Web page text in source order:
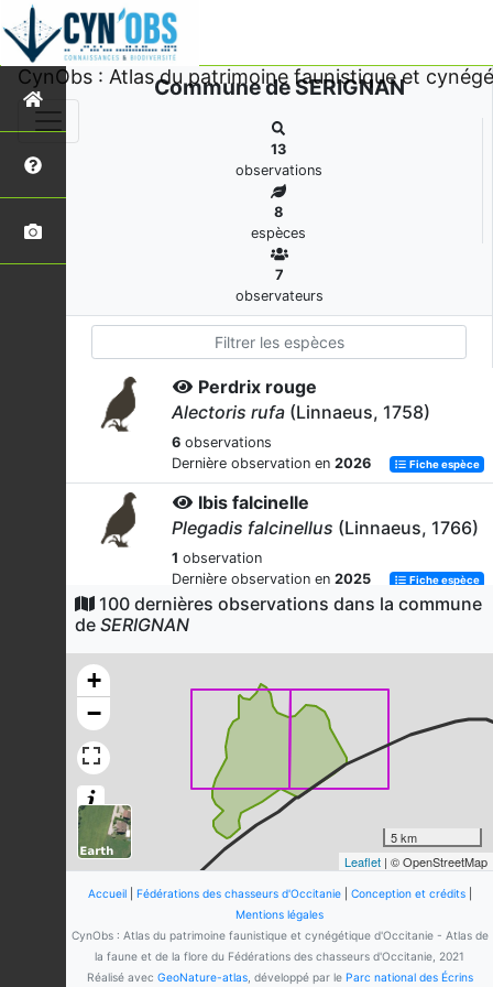
CynObs : Atlas du patrimoine faunistique et
Commune de SERIGNAN
13
observations
8
espèces
7
observateurs
Perdrix rouge
Alectoris rufa (Linnaeus, 1758)
6 observations
Dernière observation en 2026 Fiche espèce
Ibis falcinelle
Plegadis falcinellus (Linnaeus, 1766)
1 observation
Dernière observation en 2025 Fiche espèce
Faisan de Colchide
Dernière observation en2026
Poule-d'eau
Gallinula chloropus
(Linnaeus, 1758)
observation
Dernière observation en
Huîtrier pie
Haematopus ostralegusLinnaeus,
1758
Dernière observation en2026
100 dernières observations dans la commune
de SERIGNAN
+
−
5 km
Leaflet | © OpenStreetMap
Accueil| Fédérations des chasseurs d'Occitanie| Conception et crédits|
Mentions légales
CynObs : Atlas du patrimoine faunistique et cynégétique d'Occitanie - Atlas de
la faune et de la flore du Fédérations des chasseurs d'Occitanie, 2021
Réalisé avec GeoNature-atlas, développé par le Parc national des Écrins